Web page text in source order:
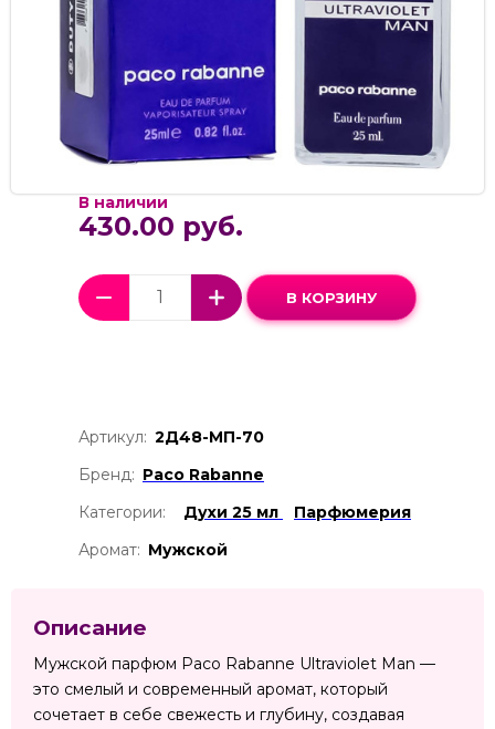
В наличии
430.00 руб.
В КОРЗИНУ
Артикул: 2Д48-МП-70
Бренд: Paco Rabanne
Категории:
Духи 25 мл
Парфюмерия
Аромат: Мужской
Описание
Мужской парфюм Paco Rabanne Ultraviolet Man —
это смелый и современный аромат, который
сочетает в себе свежесть и глубину, создавая